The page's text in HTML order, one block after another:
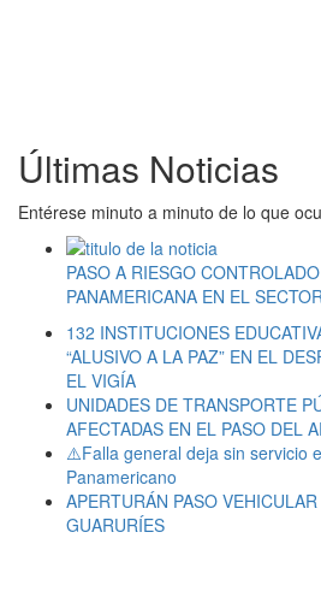
Últimas Noticias
Entérese minuto a minuto de lo que
PASO A RIESGO
PANAMERICANA EN EL
132 INSTITUCIONES
“ALUSIVO A LA PAZ” EN EL
EL VIGÍA
UNIDADES DE TRANSPORTE
AFECTADAS EN EL PASO DEL
⚠️Falla general deja sin servicio
Panamericano
APERTURÁN PASO
GUARURÍES